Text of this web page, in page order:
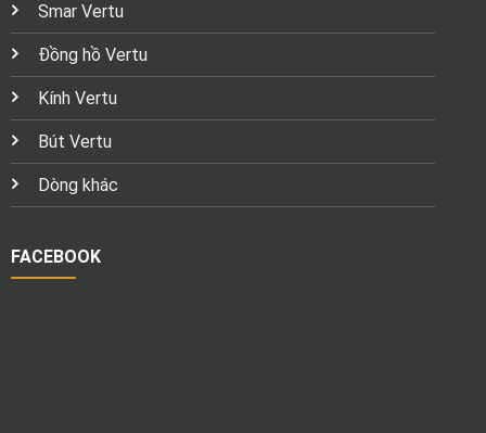
Smar Vertu
Đồng hồ Vertu
Kính Vertu
Bút Vertu
Dòng khác
FACEBOOK